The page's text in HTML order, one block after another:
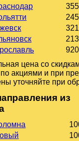
цена со
акциями и при
уточняйте при
из